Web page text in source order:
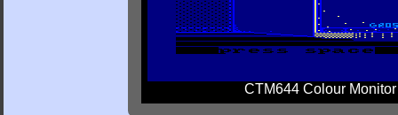
CTM644 Colour Monitor